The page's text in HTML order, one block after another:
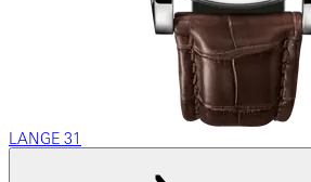
LANGE 31